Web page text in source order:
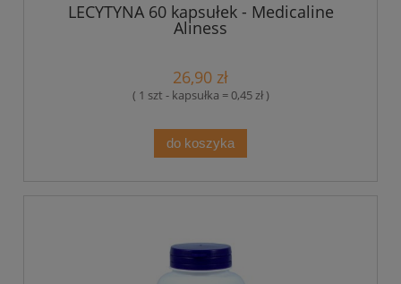
LECYTYNA 60 kapsułek - Medicaline
Aliness
26,90 zł
( 1 szt - kapsułka = 0,45 zł )
do koszyka